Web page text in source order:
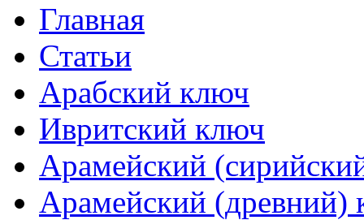
Главная
Статьи
Арабский ключ
Ивритский ключ
Арамейский
Арамейский (древний)